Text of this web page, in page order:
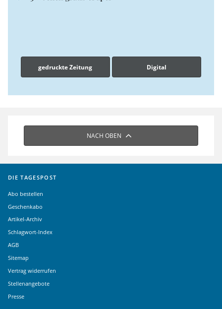
gedruckte Zeitung Digital
NACH OBEN
DIE TAGESPOST
Abo bestellen
Geschenkabo
Artikel-Archiv
Schlagwort-Index
AGB
Sitemap
Vertrag widerrufen
Stellenangebote
Presse